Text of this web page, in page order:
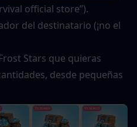
official store”).
del destinatario (¡no el
Stars que quieras
desde pequeñas